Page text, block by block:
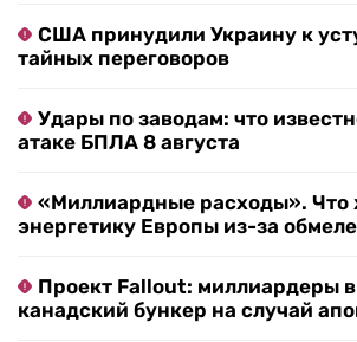
США принудили Украину к
тайных переговоров
Удары по заводам: что
атаке БПЛА 8 августа
«Миллиардные расходы». Что
энергетику Европы из-за
Проект Fallout: миллиардеры
канадский бункер на случай